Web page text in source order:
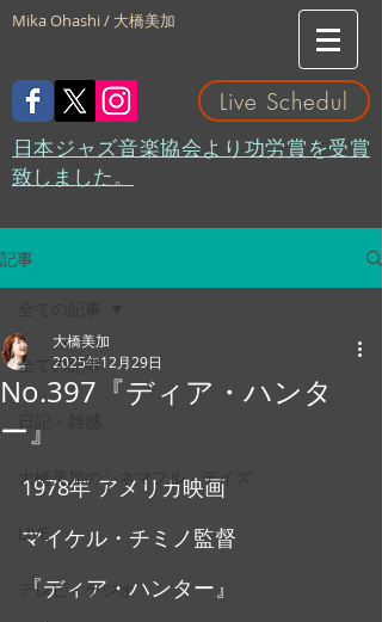
Mika Ohashi / 大橋美加
Live Schedul
​日本ジャズ音楽協会より功労賞を受賞
致しました。
記事
全ての記事
大橋美加のシネマフル・デイズ
LIVE
テレビ・ラジオ
No.397『ディア・ハンタ
ー』
大橋美加
2025年12月29日
1978年 アメリカ映画
マイケル・チミノ監督
『ディア・ハンター』